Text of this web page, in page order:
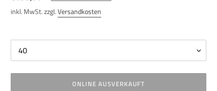
Preis
inkl. MwSt. zzgl.Versandkosten
ONLINE AUSVERKAUFT